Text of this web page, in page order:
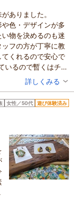
ありました。
色・デザインが多
物を決めるのも迷
フの方が丁寧に教
くれるので安心で
いるので暫くはチャ
？それともブレス
リー！！四条河原町
リーを作ろう！お友
大歓迎！京都観光に
お一人さま 3,900円～
詳しくみる
女性／50代 遊び体験済み